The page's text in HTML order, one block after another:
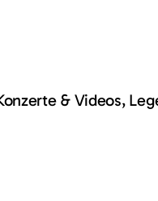
& Videos,